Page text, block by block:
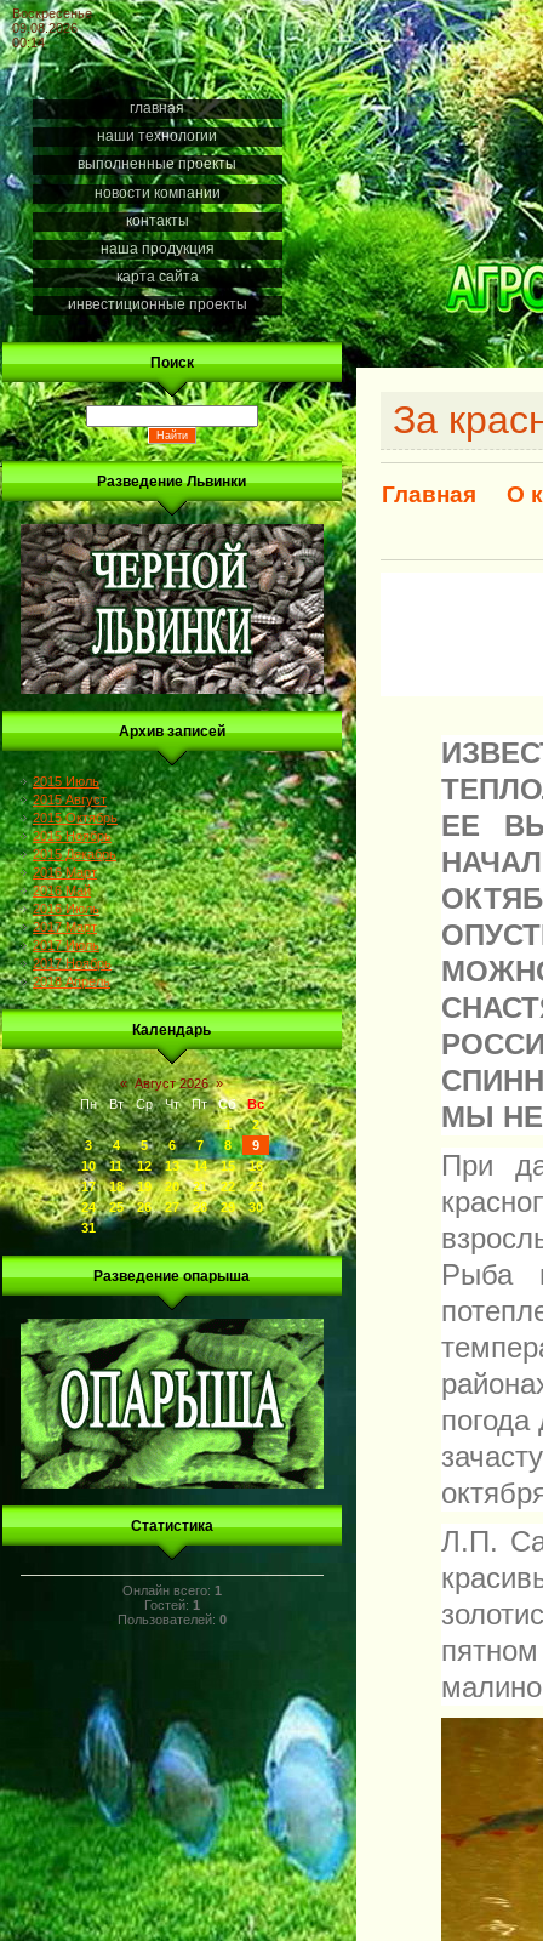
Воскресенье
09.08.2026
00:14
главная
наши технологии
выполненные проекты
новости компании
контакты
наша продукция
карта сайта
инвестиционные проекты
Поиск
Разведение Львинки
Архив записей
2015 Июль
2015 Август
2015 Октябрь
2015 Ноябрь
2015 Декабрь
2016 Март
2016 Май
2016 Июль
2017 Март
2017 Июль
2017 Ноябрь
2018 Апрель
Календарь
« Август 2026 »
Пн
Вт Ср Чт Пт Сб
Вс
1
2
3
4 5 6 7 8
9
10
11 12 13 14 15
16
17
18 19 20 21 22
23
24
25 26 27 28 29
30
31
Разведение опарыша
Статистика
Онлайн всего: 1
Гостей: 1
Пользователей: 0
За
Главная О
ЕЕ
МЫ НЕ
При
Рыба
Л.П.